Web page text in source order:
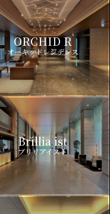
ORCHID R
オーキッドレジデンス
Brillia ist
ブリリアイスト